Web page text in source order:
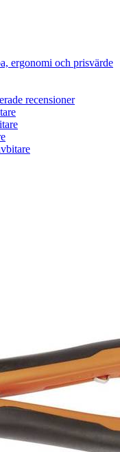
ergonomi och prisvärde
recensioner